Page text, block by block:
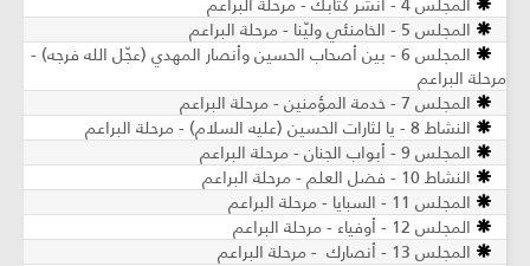
المجلس 5 - الخامنئي وليّنا - مرحلة البراعم
المجلس 6 - بين أصحاب الحسين وأنصار المهدي (عجّل الله فرجه) -
مرحلة البراعم
المجلس 7 - خدمة المؤمنين - مرحلة البراعم
النشاط 8 - يا لثارات الحسين (عليه السلام) - مرحلة البراعم
المجلس 9 - أبواب الجنان - مرحلة البراعم
النشاط 10 - فضل العلم - مرحلة البراعم
المجلس 11 - السبايا - مرحلة البراعم
المجلس 12 - أوفياء - مرحلة البراعم
المجلس 13 - أنصارك - مرحلة البراعم